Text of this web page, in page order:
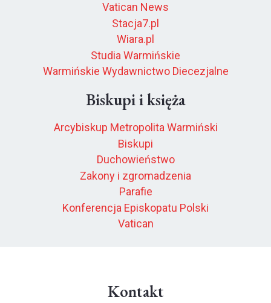
Vatican News
Stacja7.pl
Wiara.pl
Studia Warmińskie
Warmińskie Wydawnictwo Diecezjalne
Biskupi i księża
Arcybiskup Metropolita Warmiński
Biskupi
Duchowieństwo
Zakony i zgromadzenia
Parafie
Konferencja Episkopatu Polski
Vatican
Kontakt